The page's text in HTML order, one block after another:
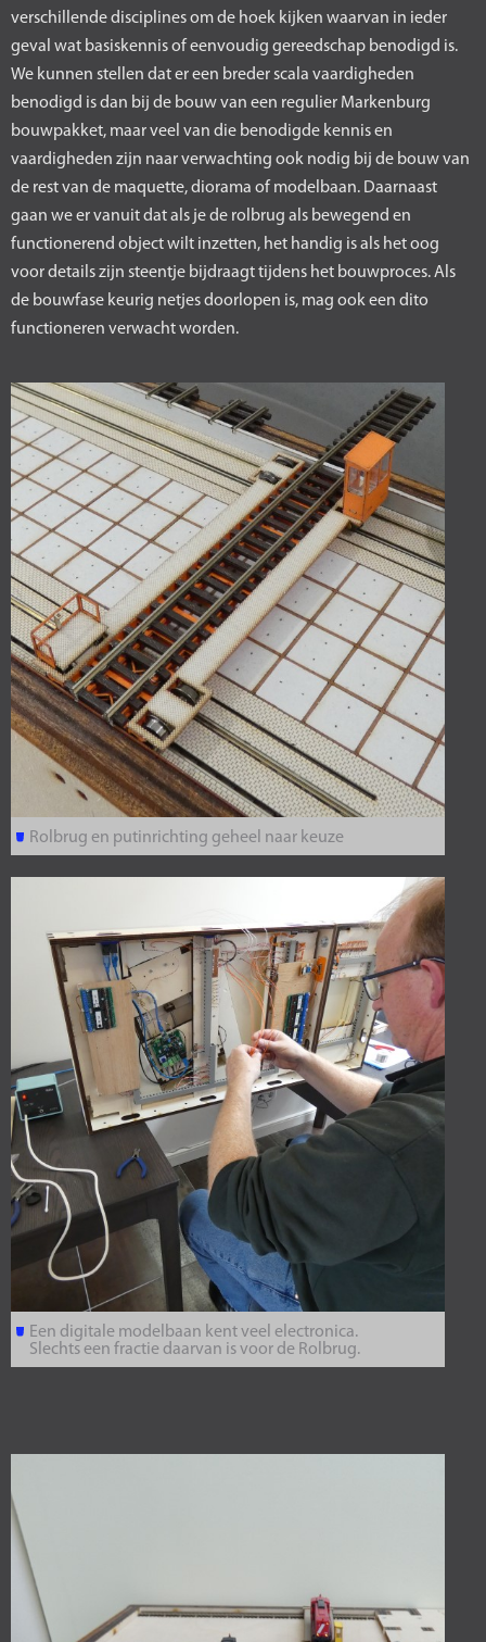
verschillende disciplines om de hoek kijken waarvan in ieder
geval wat basiskennis of eenvoudig gereedschap benodigd is.
We kunnen stellen dat er een breder scala vaardigheden
benodigd is dan bij de bouw van een regulier Markenburg
bouwpakket, maar veel van die benodigde kennis en
vaardigheden zijn naar verwachting ook nodig bij de bouw van
de rest van de maquette, diorama of modelbaan. Daarnaast
gaan we er vanuit dat als je de rolbrug als bewegend en
functionerend object wilt inzetten, het handig is als het oog
voor details zijn steentje bijdraagt tijdens het bouwproces. Als
de bouwfase keurig netjes doorlopen is, mag ook een dito
functioneren verwacht worden.
Rolbrug en putinrichting geheel naar keuze
Een digitale modelbaan kent veel electronica.
Slechts een fractie daarvan is voor de Rolbrug.